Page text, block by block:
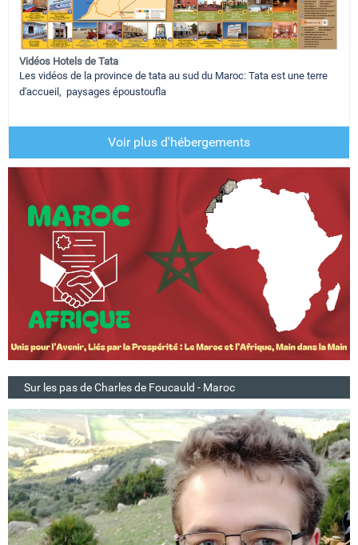
Vidéos Hotels de Tata
Les vidéos de la province de tata au sud du Maroc: Tata est une terre
d'accueil, paysages époustoufla
Voir plus d'hébergements
Sur les pas de Charles de Foucauld - Maroc